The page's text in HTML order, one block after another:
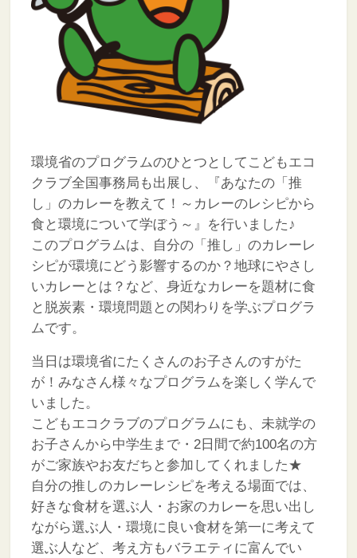
環境省のプログラムのひとつとしてこどもエコ
クラブ全国事務局も出展し、『あなたの「推
し」のカレーを教えて！～カレーのレシピから
食と環境について学ぼう～』を行いました♪
このプログラムは、自分の「推し」のカレーレ
シピが環境にどう影響するのか？地球にやさし
いカレーとは？など、身近なカレーを題材に食
と脱炭素・環境問題との関わりを学ぶプログラ
ムです。
当日は環境省にたくさんのお子さんのすがた
が！みなさん様々なプログラムを楽しく学んで
いました。
こどもエコクラブのプログラムにも、未就学の
お子さんから中学生まで・2日間で約100名の方
がご家族やお友だちと参加してくれました★
自分の推しのカレーレシピを考える場面では、
好きな食材を選ぶ人・お家のカレーを思い出し
ながら選ぶ人・環境に良い食材を第一に考えて
選ぶ人など、考え方もバラエティに富んでい